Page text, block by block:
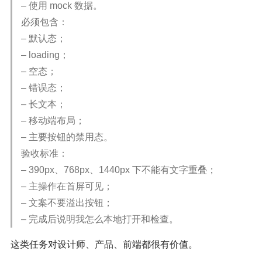
– 使用 mock 数据。
必须包含：
– 默认态；
– loading；
– 空态；
– 错误态；
– 长文本；
– 移动端布局；
– 主要按钮的禁用态。
验收标准：
– 390px、768px、1440px 下不能有文字重叠；
– 主操作在首屏可见；
– 文案不要溢出按钮；
– 完成后说明我怎么本地打开和检查。
这类任务对设计师、产品、前端都很有价值。